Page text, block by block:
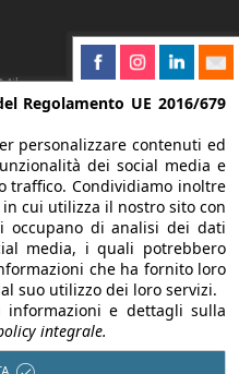
Agenti d'Affari
il modulo di
»
Regolamento UE 2016/679
personalizzare contenuti ed
dei social media e
traffico. Condividiamo inoltre
cui utilizza il nostro sito con
occupano di analisi dei dati
media, i quali potrebbero
che ha fornito loro
suo utilizzo dei loro servizi.
informazioni e dettagli sulla
integrale.